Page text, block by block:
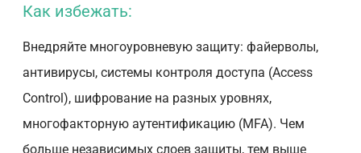
Как избежать:
Внедряйте многоуровневую защиту: файерволы,
антивирусы, системы контроля доступа (Access
Control), шифрование на разных уровнях,
многофакторную аутентификацию (MFA). Чем
больше независимых слоев защиты, тем выше